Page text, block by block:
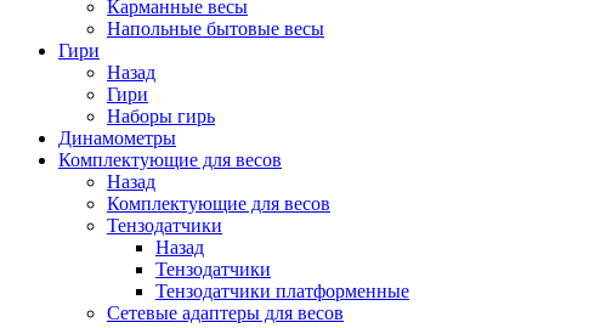
Карманные весы
Напольные бытовые весы
Гири
Назад
Гири
Наборы гирь
Динамометры
Комплектующие для весов
Назад
Комплектующие для весов
Тензодатчики
Назад
Тензодатчики
Тензодатчики платформенные
Сетевые адаптеры для весов